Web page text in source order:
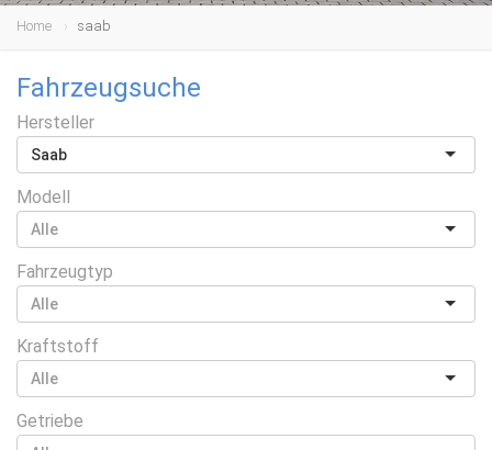
Home saab
Fahrzeugsuche
Hersteller
Saab
Modell
Fahrzeugtyp
Kraftstoff
Getriebe